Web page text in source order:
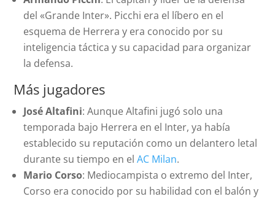
del «Grande Inter». Picchi era el líbero en el
esquema de Herrera y era conocido por su
inteligencia táctica y su capacidad para organizar
la defensa.
Más jugadores
José Altafini: Aunque Altafini jugó solo una
temporada bajo Herrera en el Inter, ya había
establecido su reputación como un delantero letal
durante su tiempo en elAC Milan.
Mario Corso: Mediocampista o extremo del Inter,
Corso era conocido por su habilidad con el balón y